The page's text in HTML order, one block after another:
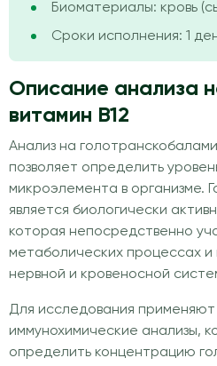
Биоматериалы: кровь
Сроки исполнения: 1
Описание анализа
витамин В12
Анализ на
позволяет определить
микроэлемента в организме.
является биологически
которая непосредственно
метаболических процессах
нервной и кровеносной
Для исследования
иммунохимические анализы,
определить концентрацию